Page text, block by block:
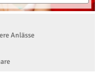
Anlässe